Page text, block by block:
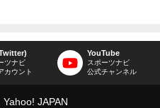
ツナビ
カウント
YouTube
スポーツナビ
公式チャンネル
Yahoo! JAPAN